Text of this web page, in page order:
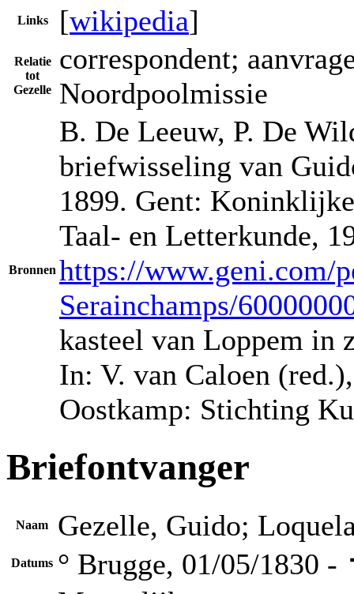
Links [wikipedia]
Relatie
tot
Gezelle
correspondent;
Noordpoolmissie
Bronnen
B. De Leeuw, P. De
briefwisseling van
1899. Gent:
Taal- en Letterkunde,
https://www.geni.com/
Serainchamps/
kasteel van Loppem in
In: V. van Caloen
Oostkamp: Stichting
Briefontvanger
Naam Gezelle, Guido;
Datums ° Brugge, 01/05/1830